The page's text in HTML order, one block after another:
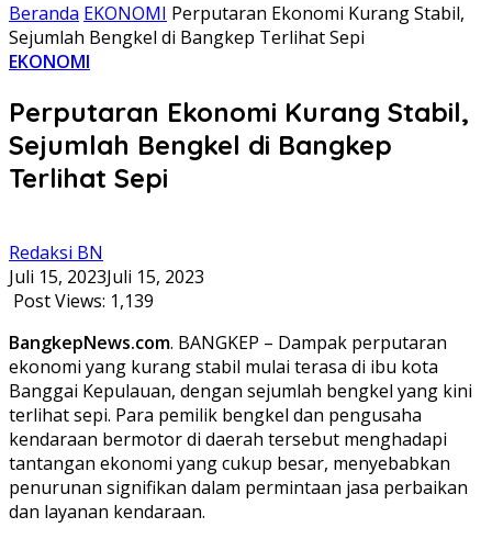
Beranda EKONOMI Perputaran Ekonomi Kurang Stabil,
Sejumlah Bengkel di Bangkep Terlihat Sepi
EKONOMI
Perputaran Ekonomi Kurang Stabil,
Sejumlah Bengkel di Bangkep
Terlihat Sepi
Redaksi BN
Juli 15, 2023Juli 15, 2023
Post Views: 1,139
BangkepNews.com. BANGKEP – Dampak perputaran
ekonomi yang kurang stabil mulai terasa di ibu kota
Banggai Kepulauan, dengan sejumlah bengkel yang kini
terlihat sepi. Para pemilik bengkel dan pengusaha
kendaraan bermotor di daerah tersebut menghadapi
tantangan ekonomi yang cukup besar, menyebabkan
penurunan signifikan dalam permintaan jasa perbaikan
dan layanan kendaraan.